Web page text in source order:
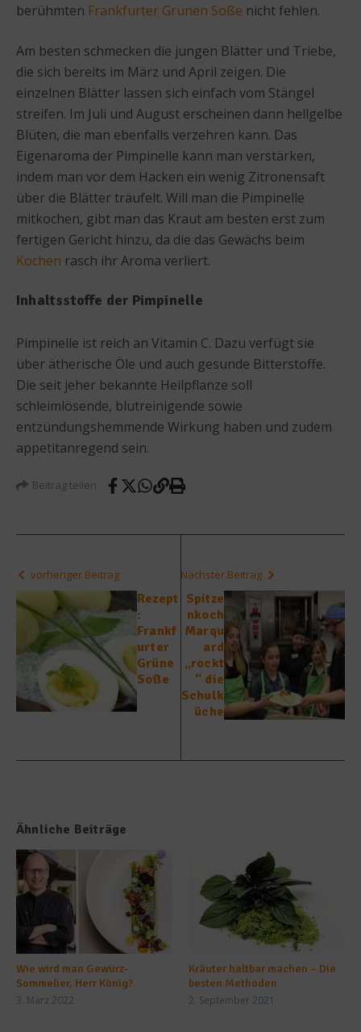
berühmten Frankfurter Grünen Soße nicht fehlen.
Am besten schmecken die jungen Blätter und Triebe,
die sich bereits im März und April zeigen. Die
einzelnen Blätter lassen sich einfach vom Stängel
streifen. Im Juli und August erscheinen dann hellgelbe
Blüten, die man ebenfalls verzehren kann. Das
Eigenaroma der Pimpinelle kann man verstärken,
indem man vor dem Hacken ein wenig Zitronensaft
über die Blätter träufelt. Will man die Pimpinelle
mitkochen, gibt man das Kraut am besten erst zum
fertigen Gericht hinzu, da die das Gewächs beim
Kochen rasch ihr Aroma verliert.
Inhaltsstoffe der Pimpinelle
Pimpinelle ist reich an Vitamin C. Dazu verfügt sie
über ätherische Öle und auch gesunde Bitterstoffe.
Die seit jeher bekannte Heilpflanze soll
schleimlösende, blutreinigende sowie
entzündungshemmende Wirkung haben und zudem
appetitanregend sein.
Beitrag teilen
vorheriger Beitrag
Rezept
:
Frankf
urter
Grüne
Soße
Nächster Beitrag
Spitze
nkoch
Marqu
ard
„rockt
“ die
Schulk
üche
Ähnliche Beiträge
Wie wird man Gewürz-
Sommelier, Herr König?
3. März 2022
Kräuter haltbar machen – Die
besten Methoden
2. September 2021